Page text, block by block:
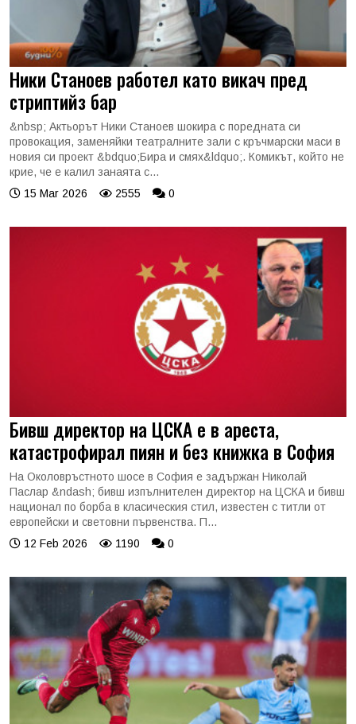
Ники Станоев работел като викач пред
стриптийз бар
&nbsp; Актьорът Ники Станоев шокира с поредната си
провокация, заменяйки театралните зали с кръчмарски маси в
новия си проект &bdquo;Бира и смях&ldquo;. Комикът, който не
крие, че е калил занаята с...
15 Mar 2026
2555 0
Бивш директор на ЦСКА е в ареста,
катастрофирал пиян и без книжка в София
На Околовръстното шосе в София е задържан Николай
Паслар &ndash; бивш изпълнителен директор на ЦСКА и бивш
национал по борба в класическия стил, известен с титли от
европейски и световни първенства. П...
12 Feb 2026
1190 0